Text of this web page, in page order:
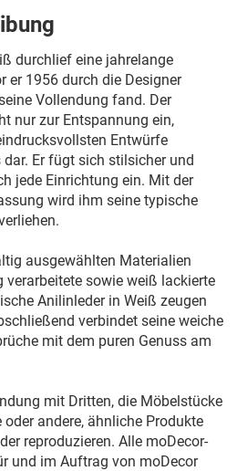
durchlief eine jahrelange
er 1956 durch die Designer
Vollendung fand. Der
nur zur Entspannung ein,
Entwürfe
Er fügt sich stilsicher und
jede Einrichtung ein. Mit der
wird ihm seine typische
ausgewählten Materialien
sowie weiß lackierte
Anilinleder in Weiß zeugen
verbindet seine weiche
mit dem puren Genuss am
mit Dritten, die Möbelstücke
andere, ähnliche Produkte
reproduzieren. Alle moDecor-
und im Auftrag von moDecor